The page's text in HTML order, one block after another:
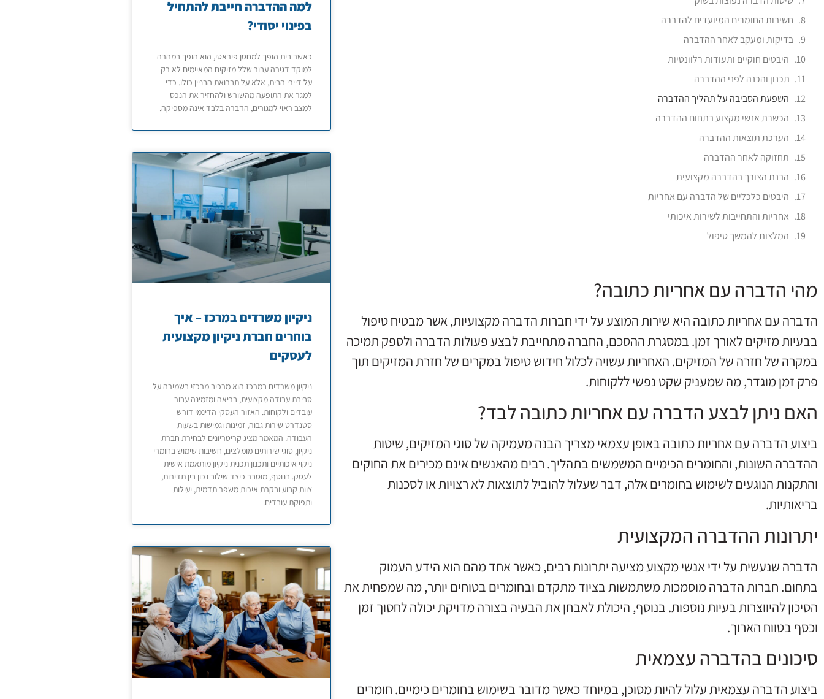
חשיבות החומרים המיועדים להדברה
בדיקות ומעקב לאחר ההדברה
היבטים חוקיים ותעודות רלוונטיות
תכנון והכנה לפני ההדברה
השפעת הסביבה על תהליך ההדברה
הכשרת אנשי מקצוע בתחום ההדברה
הערכת תוצאות ההדברה
תחזוקה לאחר ההדברה
הבנת הצורך בהדברה מקצועית
היבטים כלכליים של הדברה עם אחריות
אחריות והתחייבות לשירות איכותי
המלצות להמשך טיפול
מהי הדברה עם אחריות כתובה?
הדברה עם אחריות כתובה היא שירות המוצע על ידי חברות הדברה מקצועיות, אשר מבטיח טיפול
בבעיות מזיקים לאורך זמן. במסגרת ההסכם, החברה מתחייבת לבצע פעולות הדברה ולספק תמיכה
במקרה של חזרה של המזיקים. האחריות עשויה לכלול חידוש טיפול במקרים של חזרת המזיקים תוך
פרק זמן מוגדר, מה שמעניק שקט נפשי ללקוחות.
האם ניתן לבצע הדברה עם אחריות כתובה לבד?
ביצוע הדברה עם אחריות כתובה באופן עצמאי מצריך הבנה מעמיקה של סוגי המזיקים, שיטות
ההדברה השונות, והחומרים הכימיים המשמשים בתהליך. רבים מהאנשים אינם מכירים את החוקים
והתקנות הנוגעים לשימוש בחומרים אלה, דבר שעלול להוביל לתוצאות לא רצויות או לסכנות
בריאותיות.
יתרונות ההדברה המקצועית
הדברה שנעשית על ידי אנשי מקצוע מציעה יתרונות רבים, כאשר אחד מהם הוא הידע העמוק
בתחום. חברות הדברה מוסמכות משתמשות בציוד מתקדם ובחומרים בטוחים יותר, מה שמפחית את
הסיכון להיווצרות בעיות נוספות. בנוסף, היכולת לאבחן את הבעיה בצורה מדויקת יכולה לחסוך זמן
וכסף בטווח הארוך.
סיכונים בהדברה עצמאית
ביצוע הדברה עצמאית עלול להיות מסוכן, במיוחד כאשר מדובר בשימוש בחומרים כימיים. חומרים
למה ההדברה חייבת להתחיל
בפינוי יסודי?
כאשר בית הופך למחסן פיראטי, הוא הופך במהרה
למוקד דגירה עבור שלל מזיקים המאיימים לא רק
על דיירי הבית, אלא על תברואת הבניין כולו. כדי
למגר את התופעה מהשורש ולהחזיר את הנכס
למצב ראוי למגורים, הדברה בלבד אינה מספיקה.
ניקיון משרדים במרכז – איך
בוחרים חברת ניקיון מקצועית
לעסקים
ניקיון משרדים במרכז הוא מרכיב מרכזי בשמירה על
סביבת עבודה מקצועית, בריאה ומזמינה עבור
עובדים ולקוחות. האזור העסקי הדינמי דורש
סטנדרט שירות גבוה, זמינות וגמישות בשעות
העבודה. המאמר מציג קריטריונים לבחירת חברת
ניקיון, סוגי שירותים מומלצים, חשיבות שימוש בחומרי
ניקוי איכותיים ותכנון תכנית ניקיון מותאמת אישית
לעסק. בנוסף, מוסבר כיצד שילוב נכון בין תדירות,
צוות קבוע ובקרת איכות משפר תדמית, יעילות
ותפוקת עובדים.